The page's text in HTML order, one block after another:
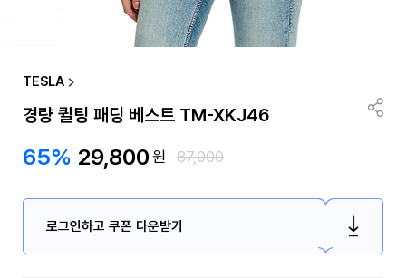
TESLA
경량 퀼팅 패딩 베스트 TM-XKJ46
65% 29,800원 87,000
로그인하고 쿠폰 다운받기